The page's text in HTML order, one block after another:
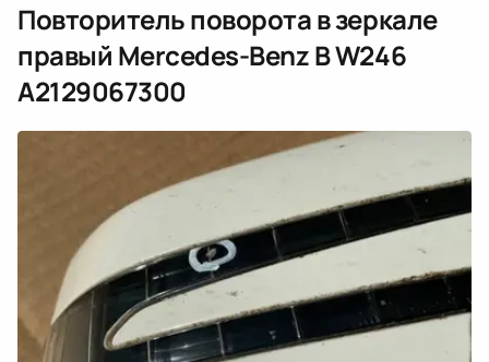
Повторитель поворота в зеркале
правый Mercedes-Benz B W246
A2129067300